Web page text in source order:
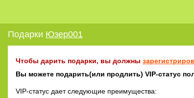
Подарки Юзер001
Чтобы дарить подарки, вы должны
Вы можете подарить(или продлить) VIP-статус
VIP-статус дает следующие преимущества: